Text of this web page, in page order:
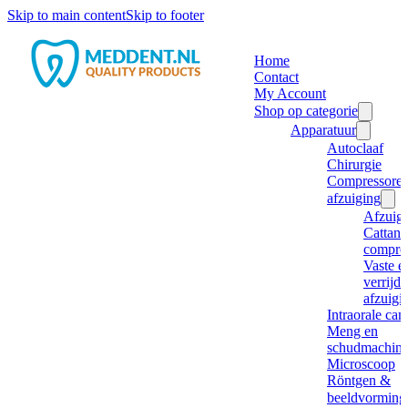
Skip to main contentSkip to footer
Home
Contact
My Account
Shop op categorie
Apparatuur
Autoclaaf
Chirurgie
afzuiging
Cattani
Vaste
Intraorale
Meng en
Microscoop
Röntgen &
beeldvorming